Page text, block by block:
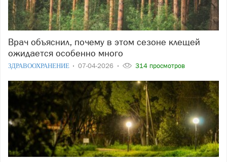
Врач объяснил, почему в этом сезоне клещей
ожидается особенно много
ЗДРАВООХРАНЕНИЕ 07-04-2026 314 просмотров